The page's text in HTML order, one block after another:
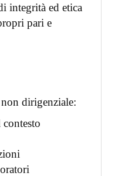
integrità ed etica
pari e
dirigenziale:
contesto